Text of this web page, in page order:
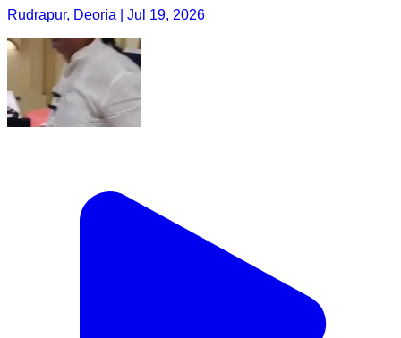
Rudrapur, Deoria | Jul 19, 2026